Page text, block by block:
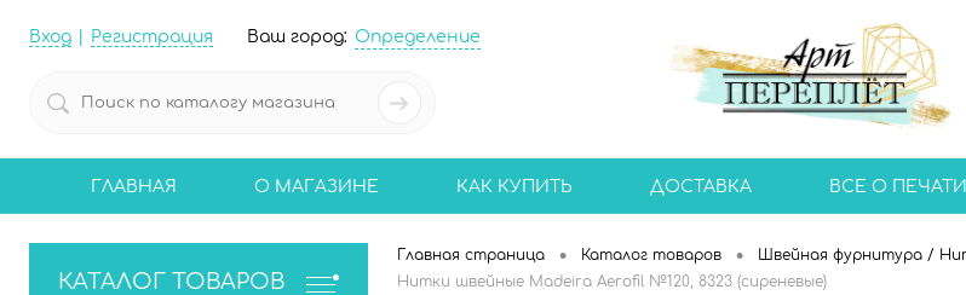
Вход Регистрация Ваш город: Определение
ГЛАВНАЯ О МАГАЗИНЕ КАК КУПИТЬ ДОСТАВКА ВСЕ О ПЕЧАТИ
КАТАЛОГ ТОВАРОВ
Главная страница • Каталог товаров • Швейная фурнитура /
Нитки швейные Madeira Aerofil №120, 8323 (сиреневые)